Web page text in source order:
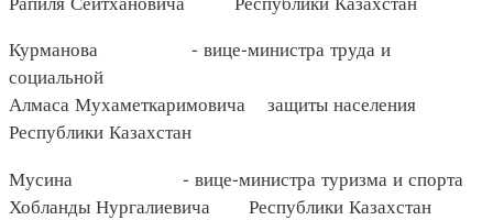
Курманова - вице-министра труда и
социальной
Алмаса Мухаметкаримовича защиты населения
Республики Казахстан
Мусина - вице-министра туризма и спорта
Хобланды Нургалиевича Республики Казахстан